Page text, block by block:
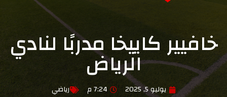
خافيير كاييخا مدربًا لنادي
الرياض
يوليو 5, 2025 7:24 م رياضي